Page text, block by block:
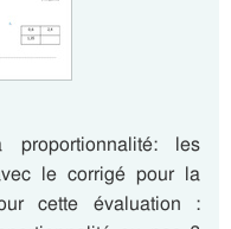
les
le corrigé pour la
cette évaluation :